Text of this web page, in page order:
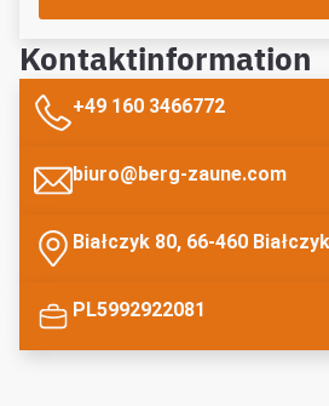
Kontaktinformation
+49 160 3466772
biuro@berg-zaune.com
Białczyk 80, 66-460 Białczyk
PL5992922081